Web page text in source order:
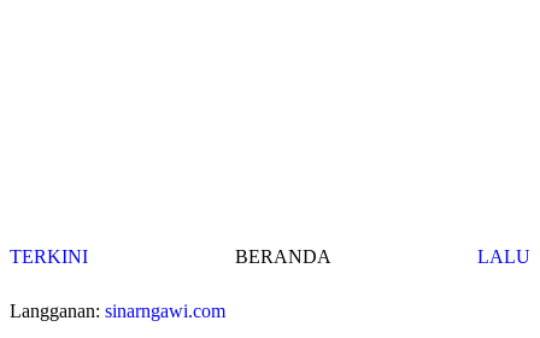
TERKINI LALU
BERANDA
Langganan: sinarngawi.com